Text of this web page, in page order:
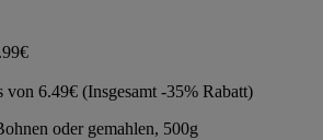
von 6.49€ (Insgesamt -35% Rabatt)
oder gemahlen, 500g